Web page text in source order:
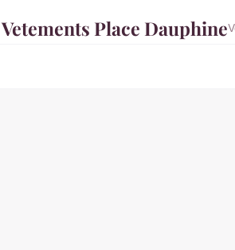
Vetements Place Dauphine